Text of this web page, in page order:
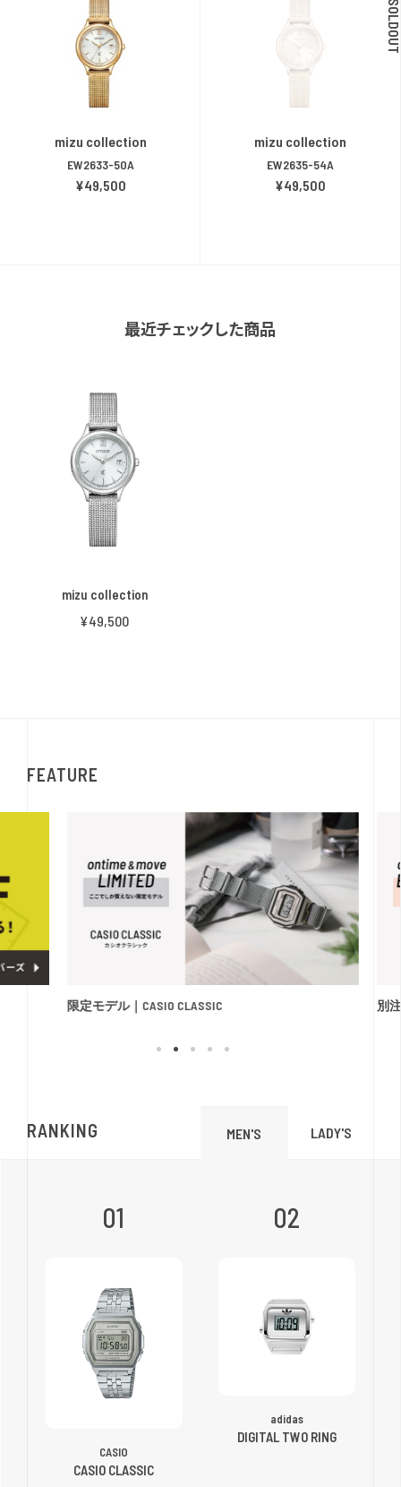
mizu collection
EW2633-50A
¥49,500
mizu collection
EW2635-54A
¥49,500
最近チェックした商品
mizu collection
¥49,500
FEATURE
限定モデル｜CASIO CLASSIC 別
RANKING MEN'S LADY'S
01
CASIO
CASIO CLASSIC
02
adidas
DIGITAL TWO RING